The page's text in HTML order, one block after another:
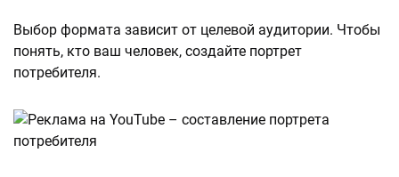
Выбор формата зависит от целевой аудитории. Чтобы
понять, кто ваш человек, создайте портрет
потребителя.